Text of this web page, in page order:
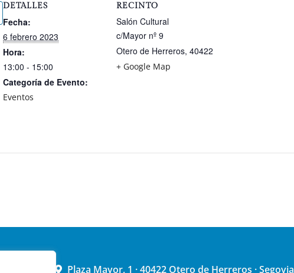
DETALLES
Fecha:
6 febrero 2023
Hora:
13:00 - 15:00
Categoría de Evento:
Eventos
RECINTO
Salón Cultural
c/Mayor nº 9
Otero de Herreros, 40422
+ Google Map
Plaza Mayor, 1 · 40422 Otero de Herreros · Segovia